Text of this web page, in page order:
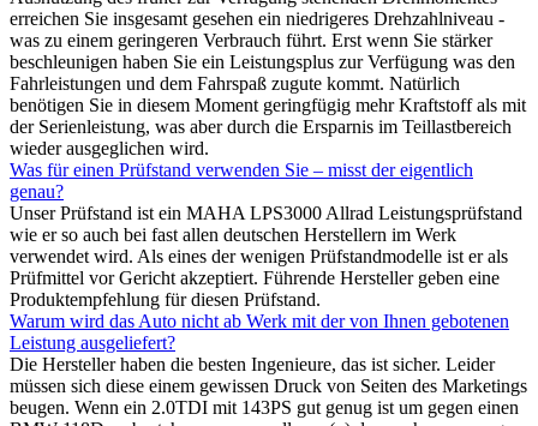
erreichen Sie insgesamt gesehen ein niedrigeres Drehzahlniveau -
was zu einem geringeren Verbrauch führt. Erst wenn Sie stärker
beschleunigen haben Sie ein Leistungsplus zur Verfügung was den
Fahrleistungen und dem Fahrspaß zugute kommt. Natürlich
benötigen Sie in diesem Moment geringfügig mehr Kraftstoff als mit
der Serienleistung, was aber durch die Ersparnis im Teillastbereich
wieder ausgeglichen wird.
Was für einen Prüfstand verwenden Sie – misst der eigentlich
genau?
Unser Prüfstand ist ein MAHA LPS3000 Allrad Leistungsprüfstand
wie er so auch bei fast allen deutschen Herstellern im Werk
verwendet wird. Als eines der wenigen Prüfstandmodelle ist er als
Prüfmittel vor Gericht akzeptiert. Führende Hersteller geben eine
Produktempfehlung für diesen Prüfstand.
Warum wird das Auto nicht ab Werk mit der von Ihnen gebotenen
Leistung ausgeliefert?
Die Hersteller haben die besten Ingenieure, das ist sicher. Leider
müssen sich diese einem gewissen Druck von Seiten des Marketings
beugen. Wenn ein 2.0TDI mit 143PS gut genug ist um gegen einen